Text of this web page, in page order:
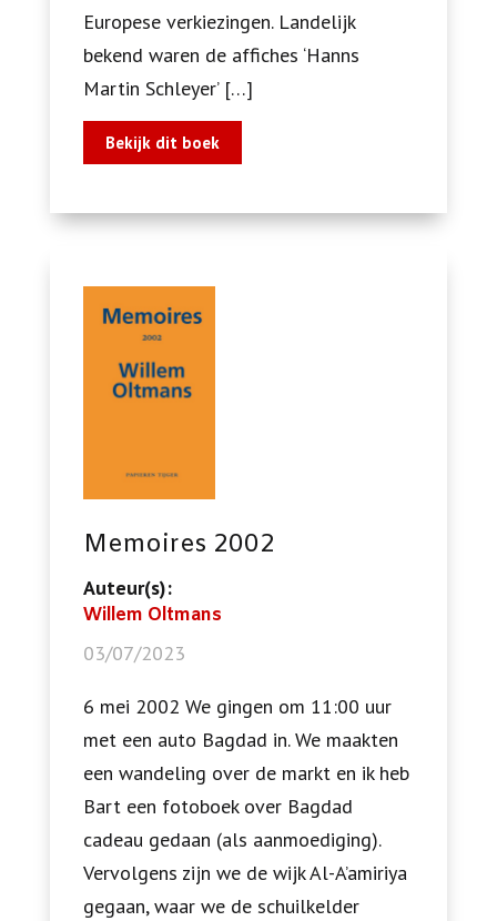
Europese verkiezingen. Landelijk
bekend waren de affiches ‘Hanns
Martin Schleyer’ […]
Bekijk dit boek
Memoires 2002
Auteur(s):
Willem Oltmans
03/07/2023
6 mei 2002 We gingen om 11:00 uur
met een auto Bagdad in. We maakten
een wandeling over de markt en ik heb
Bart een fotoboek over Bagdad
cadeau gedaan (als aanmoediging).
Vervolgens zijn we de wijk Al-A’amiriya
gegaan, waar we de schuilkelder